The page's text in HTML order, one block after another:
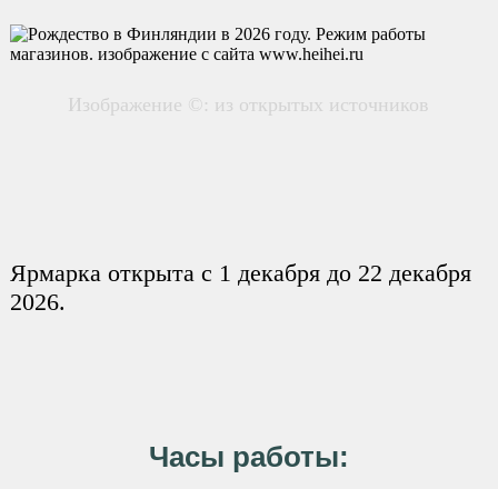
Изображение ©: из открытых источников
Ярмарка открыта с 1 декабря до 22 декабря
2026.
Часы работы: